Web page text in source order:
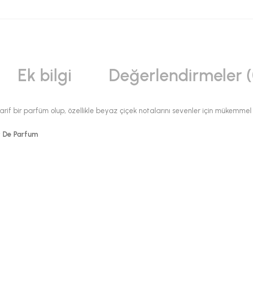
Ek bilgi Değerlendirmeler
bir parfüm olup, özellikle beyaz çiçek notalarını sevenler için
De Parfum